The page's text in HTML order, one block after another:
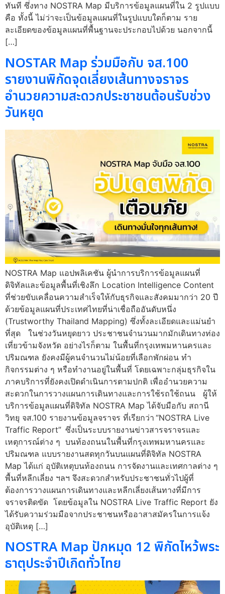
ทันที ซึ่งทาง NOSTRA Map มีบริการข้อมูลแผนที่ใน 2 รูปแบบ
คือ ทั้งนี้ ไม่ว่าจะเป็นข้อมูลแผนที่ในรูปแบบใดก็ตาม ราย
ละเอียดของข้อมูลแผนที่พื้นฐานจะประกอบไปด้วย นอกจากนี้
[…]
NOSTAR Map ร่วมมือกับ จส.100
รายงานพิกัดจุดเลี่ยงเส้นทางจราจร
อำนวยความสะดวกประชาชนต้อนรับช่วง
วันหยุด
NOSTRA Map แอปพลิเคชัน ผู้นำการบริการข้อมูลแผนที่
ดิจิทัลและข้อมูลพื้นที่เชิงลึก Location Intelligence Content
ที่ช่วยขับเคลื่อนความสำเร็จให้กับธุรกิจและสังคมมากว่า 20 ปี
ด้วยข้อมูลแผนที่ประเทศไทยที่น่าเชื่อถืออันดับหนึ่ง
(Trustworthy Thailand Mapping) ซึ่งทั้งละเอียดและแม่นยำ
ที่สุด ในช่วงวันหยุดยาว ประชาชนจำนวนมากมักเดินทางท่อง
เที่ยวข้ามจังหวัด อย่างไรก็ตาม ในพื้นที่กรุงเทพมหานครและ
ปริมณฑล ยังคงมีผู้คนจำนวนไม่น้อยที่เลือกพักผ่อน ทำ
กิจกรรมต่าง ๆ หรือทำงานอยู่ในพื้นที่ โดยเฉพาะกลุ่มธุรกิจใน
ภาคบริการที่ยังคงเปิดดำเนินการตามปกติ เพื่ออำนวยความ
สะดวกในการวางแผนการเดินทางและการใช้รถใช้ถนน ผู้ให้
บริการข้อมูลแผนที่ดิจิทัล NOSTRA Map ได้จับมือกับ สถานี
วิทยุ จส.100 รายงานข้อมูลจราจร ที่เรียกว่า “NOSTRA Live
Traffic Report” ซึ่งเป็นระบบรายงานข่าวสารจราจรและ
เหตุการณ์ต่าง ๆ บนท้องถนนในพื้นที่กรุงเทพมหานครและ
ปริมณฑล แบบรายงานสดทุกวันบนแผนที่ดิจิทัล NOSTRA
Map ได้แก่ อุบัติเหตุบนท้องถนน การจัดงานและเทศกาลต่าง ๆ
พื้นที่หลีกเลี่ยง ฯลฯ จึงสะดวกสำหรับประชาชนทั่วไปผู้ที่
ต้องการวางแผนการเดินทางและหลีกเลี่ยงเส้นทางที่มีการ
จราจรติดขัด โดยข้อมูลใน NOSTRA Live Traffic Report ยัง
ได้รับความร่วมมือจากประชาชนหรืออาสาสมัครในการแจ้ง
อุบัติเหตุ […]
NOSTRA Map ปักหมุด 12 พิกัดไหว้พระ
ธาตุประจำปีเกิดทั่วไทย